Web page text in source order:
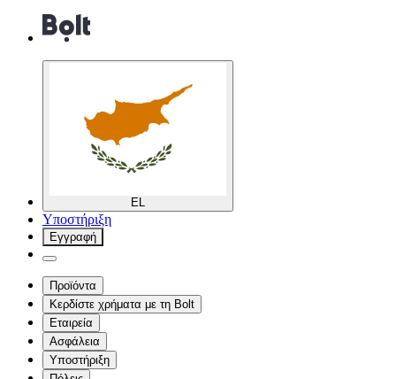
EL
Υποστήριξη
Εγγραφή
Προϊόντα
Κερδίστε χρήματα με τη Bolt
Εταιρεία
Ασφάλεια
Υποστήριξη